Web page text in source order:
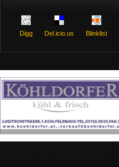
Digg Del.icio.us Blinklist